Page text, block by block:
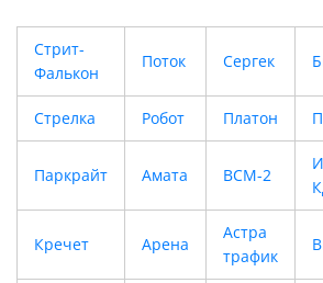
Стрит-
Фалькон
Поток Сергек
Стрелка Робот Платон
Паркрайт Амата ВСМ-2
Кречет Арена
Астра
трафик